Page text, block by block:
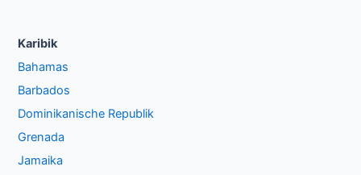
Karibik
Bahamas
Barbados
Dominikanische Republik
Grenada
Jamaika